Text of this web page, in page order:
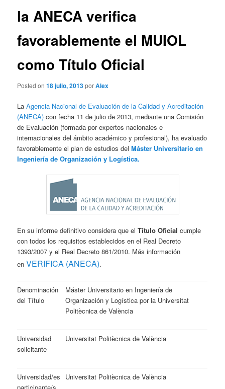
la ANECA verifica
favorablemente el MUIOL
como Título Oficial
Posted on18 julio, 2013porAlex
LaAgencia Nacional de Evaluación de la Calidad y Acreditación
(ANECA) con fecha 11 de julio de 2013, mediante una Comisión
de Evaluación (formada por expertos nacionales e
internacionales del ámbito académico y profesional), ha evaluado
favorablemente el plan de estudios delMáster Universitario en
Ingeniería de Organización y Logística.
En su informe definitivo considera que elTítulo Oficial cumple
con todos los requisitos establecidos en el Real Decreto
1393/2007 y el Real Decreto 861/2010. Más información
enVERIFICA (ANECA).
Denominación
del Título
Máster Universitario en Ingeniería de
Organización y Logística por la Universitat
Politècnica de València
Universidad
solicitante
Universitat Politècnica de València
Universidad/es
Universitat Politècnica de València